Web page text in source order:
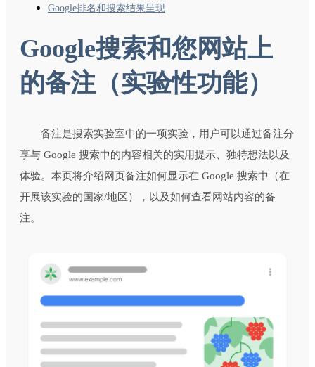
Google排名和搜索结果呈现
Google搜索和您网站上
的备注（实验性功能）
备注是搜索实验室中的一项实验，用户可以通过备注分
享与 Google 搜索中的内容相关的实用提示、独特想法以及
体验。本页将介绍网页备注如何显示在 Google 搜索中（在
开展该实验的国家/地区），以及如何查看网站内容的备
注。